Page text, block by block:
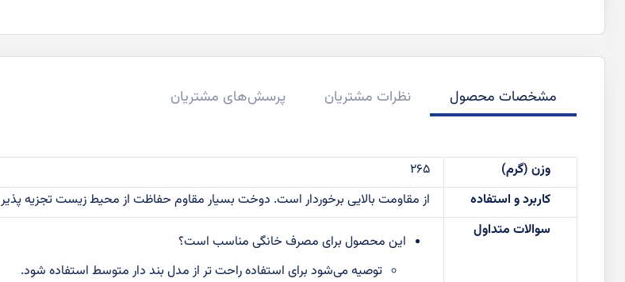
مشخصات محصول
اطلاعات
بیشتر
وزن (گرم)
265
کاربرد و استفاده
از مقاومت بالایی برخوردار است. دوخت بسیار مقاوم حفاظت از محیط زیست تجزیه پذیر ۳ سال
سوالات متداول
این محصول برای مصرف خانگی مناسب است؟
توصیه می‌شود برای استفاده راحت تر از مدل بند دار متوسط استفاده شود.
نظرات مشتریان پرسش‌های مشتریان